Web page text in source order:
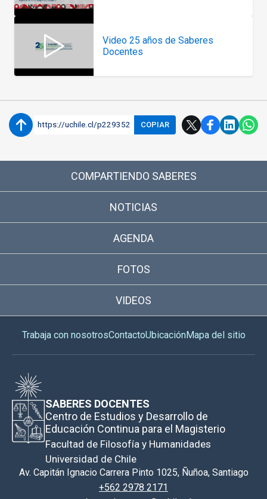
Video 25 años de Saberes
Docentes
https://uchile.cl/p229352 COPIAR
COMPARTIENDO SABERES
NOTICIAS
AGENDA
FOTOS
VIDEOS
Trabaja con nosotrosContactoUbicaciónMapa del sitio
SABERES DOCENTES
Centro de Estudios y Desarrollo de
Educación Continua para el Magisterio
Facultad de Filosofía y Humanidades
Universidad de Chile
Av. Capitán Ignacio Carrera Pinto 1025, Ñuñoa, Santiago
+562 2978 2171